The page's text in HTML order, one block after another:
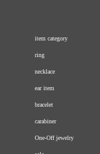
item category
ring
necklace
ear item
bracelet
carabiner
One-Off jewelry